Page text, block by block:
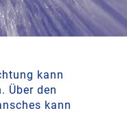
kann
Über den
kann